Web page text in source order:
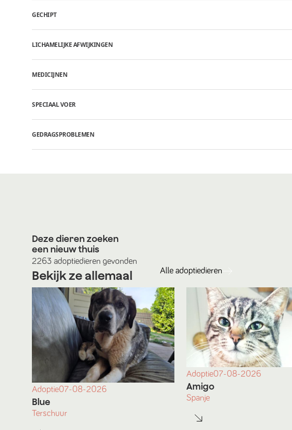
GECHIPT
LICHAMELIJKE AFWIJKINGEN
MEDICIJNEN
SPECIAAL VOER
GEDRAGSPROBLEMEN
Deze dieren zoeken
een nieuw thuis
2263 adoptiedieren gevonden
Bekijk ze allemaal Alle adoptiedieren
Adoptie07-08-2026
Blue
Terschuur
Adoptie07-08-2026
Amigo
Spanje